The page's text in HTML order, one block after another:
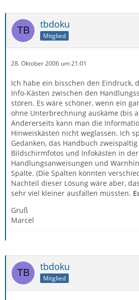
tbdoku
Mitglied
28. Oktober 2006 um 21:01
Ich habe ein bisschen den Eindruck,
Info-Kästen zwischen den
stören. Es wäre schöner, wenn ein
ohne Unterbrechnung auskäme (bis
Andererseits kann man die
Hinweiskästen nicht weglassen. Ich
Gedanken, das Handbuch
Bildschirmfotos und Infokästen in
Handlungsanweisungen und
Spalte. (Die Spalten könnten
Nachteil dieser Lösung wäre aber,
sehr viel kleiner ausfallen müssten.
Gruß
Marcel
tbdoku
Mitglied